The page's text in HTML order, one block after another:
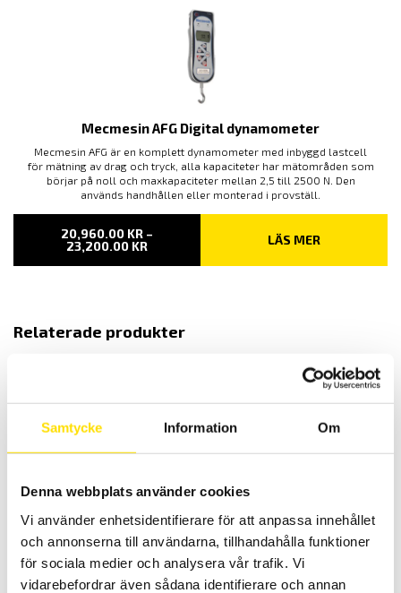
Samtycke Information Om
Denna webbplats använder cookies
Vi använder enhetsidentifierare för att anpassa innehållet
och annonserna till användarna, tillhandahålla funktioner
för sociala medier och analysera vår trafik. Vi
vidarebefordrar även sådana identifierare och annan
Mecmesin AFG Digital dynamometer
Mecmesin AFG är en komplett dynamometer med inbyggd lastcell
för mätning av drag och tryck, alla kapaciteter har mätområden som
börjar på noll och maxkapaciteter mellan 2,5 till 2500 N. Den
används handhållen eller monterad i provställ.
20,960.00 KR –
23,200.00 KRPRISINTERVALL:
TILL
LÄS MER
Relaterade produkter
ETL Skyddsledarprovare RS36 A & B
RS36A (10A)och RS36B (10A & 25A) är universiellt användbara
skyddsledarprovare. Displayen har 13 mm höga LED-siffror med bra
avläsningsmöjligheter. Kontinuerlig visning av inställt gränsvärde
på display, vilket ger en översiktlig utformning och enkelt
handhavande av testinstrumentet.